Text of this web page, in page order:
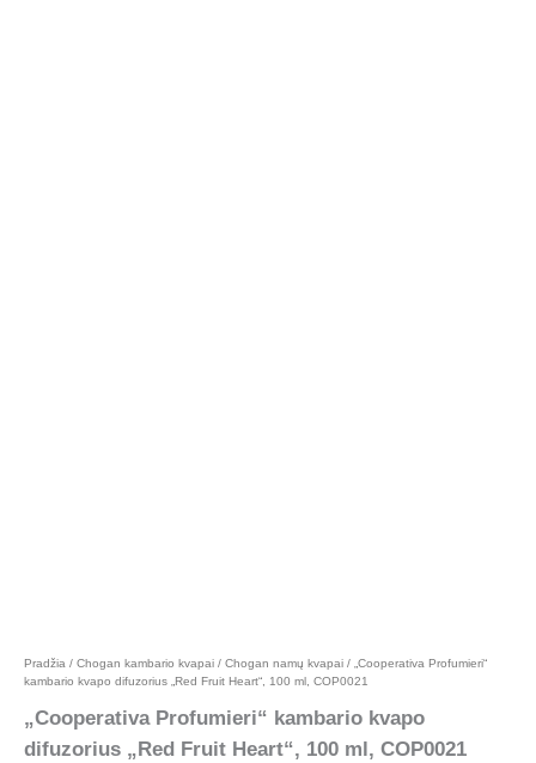
Pradžia / Chogan kambario kvapai / Chogan namų kvapai / „Cooperativa Profumieri“
kambario kvapo difuzorius „Red Fruit Heart“, 100 ml, COP0021
„Cooperativa Profumieri“ kambario kvapo
difuzorius „Red Fruit Heart“, 100 ml, COP0021